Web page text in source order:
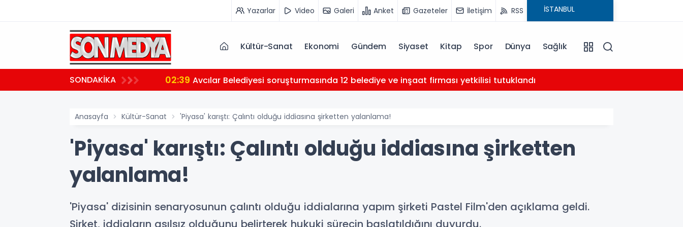
Yazarlar Video Galeri Anket Gazeteler İletişim RSS
Kültür-Sanat Ekonomi Gündem Siyaset Kitap Spor Dünya Sağlık
SONDAKİKA 02:39 Avcılar Belediyesi soruşturmasında 12 belediye ve inşaat firması yetkilisi tutuklandı
Anasayfa Kültür-Sanat 'Piyasa' karıştı: Çalıntı olduğu iddiasına şirketten yalanlama!
'Piyasa' karıştı: Çalıntı olduğu iddiasına şirketten
yalanlama!
'Piyasa' dizisinin senaryosunun çalıntı olduğu iddialarına yapım şirketi Pastel Film'den açıklama geldi.
Şirket, iddiaların asılsız olduğunu belirterek hukuki sürecin başlatıldığını duyurdu.